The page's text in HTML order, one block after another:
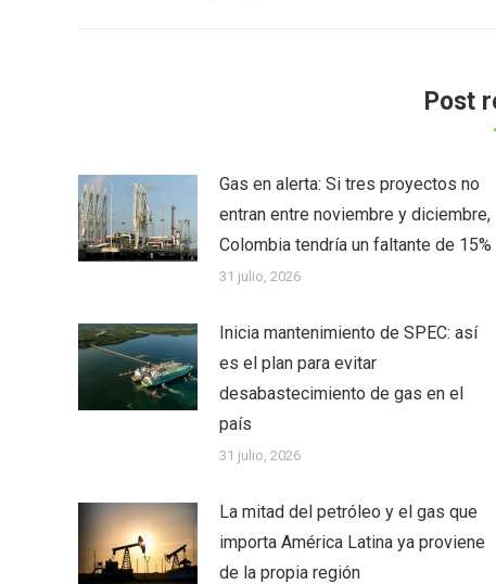
Post
Gas en alerta: Si tres proyectos no
entran entre noviembre y diciembre,
Colombia tendría un faltante de 15%
31 julio, 2026
Inicia mantenimiento de SPEC: así
es el plan para evitar
desabastecimiento de gas en el
país
31 julio, 2026
La mitad del petróleo y el gas que
importa América Latina ya proviene
de la propia región